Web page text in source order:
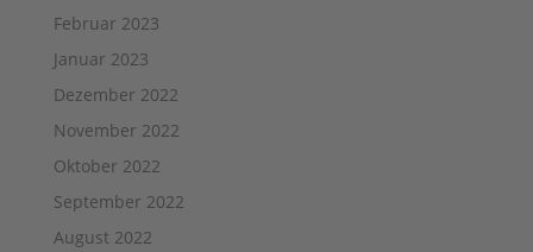
Februar 2023
Januar 2023
Dezember 2022
November 2022
Oktober 2022
September 2022
August 2022